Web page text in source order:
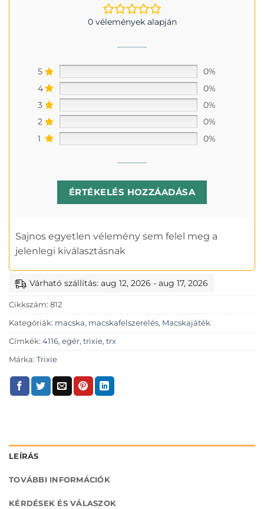
0 vélemények alapján
5
0%
4
0%
3
0%
2
0%
1
0%
ÉRTÉKELÉS HOZZÁADÁSA
Sajnos egyetlen vélemény sem felel meg a
jelenlegi kiválasztásnak
Várható szállítás: aug 12, 2026 - aug 17, 2026
Cikkszám: 812
Kategóriák: macska, macskafelszerelés, Macskajáték
Címkék: 4116, egér, trixie, trx
Márka: Trixie
LEÍRÁS
TOVÁBBI INFORMÁCIÓK
KÉRDÉSEK ÉS VÁLASZOK